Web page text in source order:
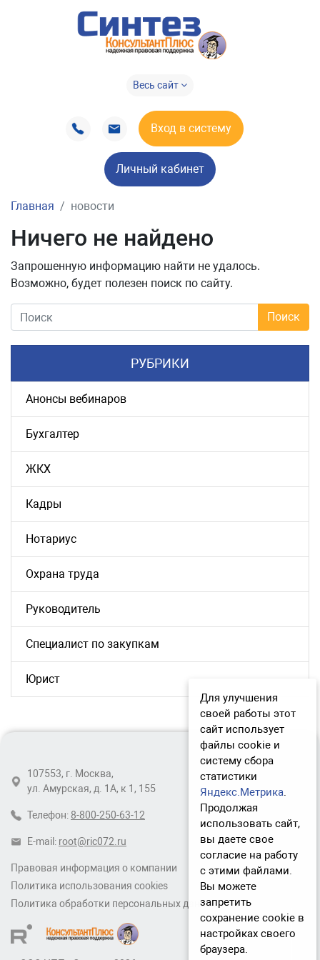
Весь сайт
Вход в систему
Личный кабинет
Главная новости
Ничего не найдено
Запрошенную информацию найти не удалось.
Возможно, будет полезен поиск по сайту.
РУБРИКИ
Анонсы вебинаров
Бухгалтер
ЖКХ
Кадры
Нотариус
Охрана труда
Руководитель
Специалист по закупкам
Юрист
Правовая информация о компании
Политика использования cookies
Политика обработки персональных данных
107553, г. Москва,
ул. Амурская, д. 1А, к 1, 155
Телефон: 8-800-250-63-12
E-mail: root@ric072.ru
Для улучшения
своей работы этот
сайт использует
файлы cookie и
систему сбора
статистики
Яндекс.Метрика.
Продолжая
использовать сайт,
вы даете свое
согласие на работу
с этими файлами.
Вы можете
запретить
сохранение cookie в
настройках своего
браузера.